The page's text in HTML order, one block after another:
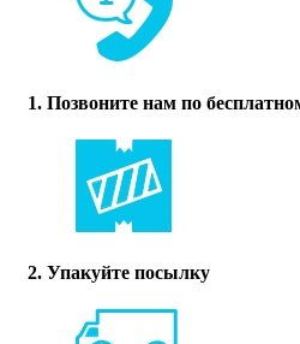
1. Позвоните нам по
2. Упакуйте посылку